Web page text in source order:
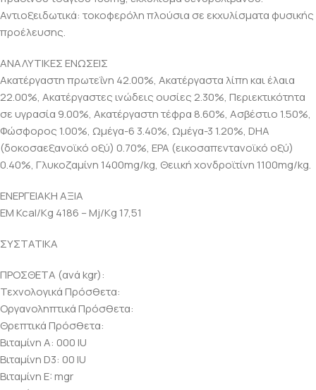
Αντιοξειδωτικά: τοκοφερόλη πλούσια σε εκχυλίσματα φυσικής
προέλευσης.
ΑΝΑΛΥΤΙΚΕΣ ΕΝΩΣΕΙΣ
Ακατέργαστη πρωτεΐνη 42.00%, Ακατέργαστα λίπη και έλαια
22.00%, Ακατέργαστες ινώδεις ουσίες 2.30%, Περιεκτικότητα
σε υγρασία 9.00%, Ακατέργαστη τέφρα 8.60%, Ασβέστιο 1.50%,
Φώσφορος 1.00%, Ωμέγα-6 3.40%, Ωμέγα-3 1.20%, DHA
(δοκοσαεξανοϊκό οξύ) 0.70%, EPA (εικοσαπεντανοϊκό οξύ)
0.40%, Γλυκοζαμίνη 1400mg/kg, Θειική χονδροϊτίνη 1100mg/kg.
ΕΝΕΡΓΕΙΑΚΗ ΑΞΙΑ
EM Kcal/Kg 4186 – Mj/Kg 17,51
ΣΥΣΤΑΤΙΚΑ
ΠΡΟΣΘΕΤΑ (ανά kgr):
Τεχνολογικά Πρόσθετα:
Οργανοληπτικά Πρόσθετα:
Θρεπτικά Πρόσθετα:
Βιταμίνη Α: 000 IU
Βιταμίνη D3: 00 IU
Βιταμίνη E: mgr